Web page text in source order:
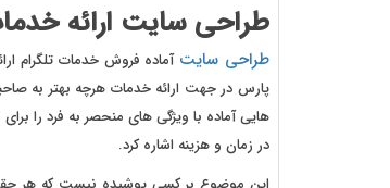
طراحی سایت ارائه
طراحی سایت آماده فروش خدمات تلگرام
پارس در جهت ارائه خدمات هرچه بهتر به
هایی آماده با ویژگی های منحصر به فرد را
در زمان و هزینه اشاره کرد.